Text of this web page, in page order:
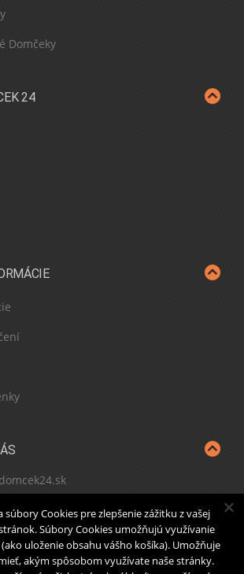
Domčeky
24
Blog Nákupný košík
Prejsť k
súbory Cookies pre zlepšenie zážitku z vašej
Súbory Cookies umožňujú využívanie
uloženie obsahu vášho košíka). Umožňuje
akým spôsobom využívate naše stránky.